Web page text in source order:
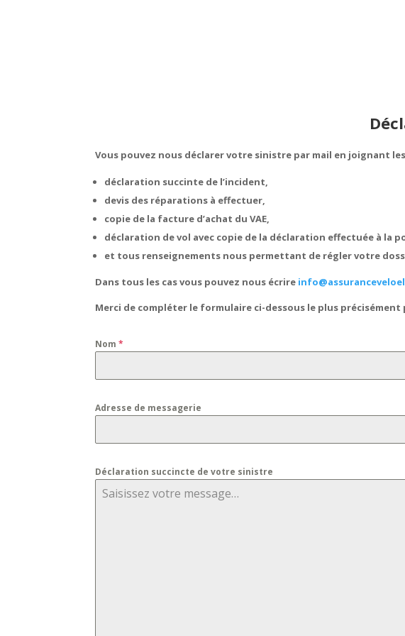
Vous pouvez nous déclarer votre sinistre par mail en joignant
déclaration succinte de l’incident,
devis des réparations à effectuer,
copie de la facture d’achat du VAE,
déclaration de vol avec copie de la déclaration effectuée à la
et tous renseignements nous permettant de régler votre
Dans tous les cas vous pouvez nous écrire
Merci de compléter le formulaire ci-dessous le plus précisément
Nom*
Adresse de messagerie
Déclaration succincte de votre sinistre